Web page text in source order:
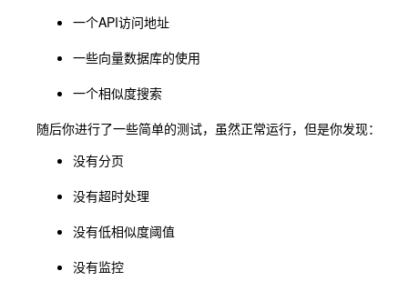
一个API访问地址
一些向量数据库的使用
一个相似度搜索
随后你进行了一些简单的测试，虽然正常运行，但是你发现：
没有分页
没有超时处理
没有低相似度阈值
没有监控